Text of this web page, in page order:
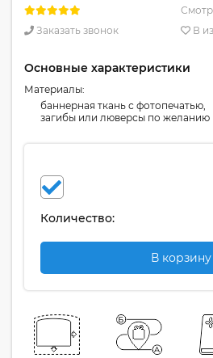
Заказать звонок
В
Основные характеристики
Материалы:
баннерная ткань с фотопечатью,
загибы или люверсы по желанию
Количество:
В корзину